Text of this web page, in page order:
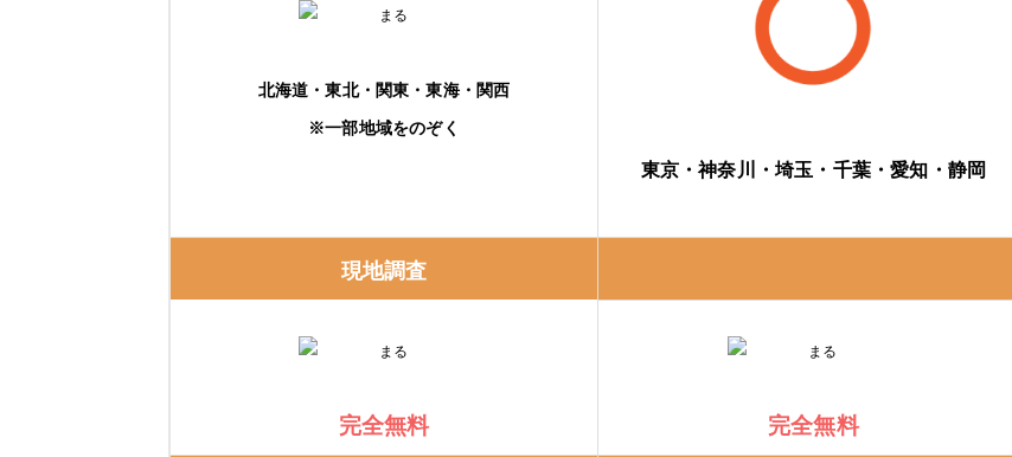
北海道・東北・関東・東海・関西
※一部地域をのぞく
東京・神奈川・埼玉・千葉・愛知・静岡
現地調査
完全無料 完全無料